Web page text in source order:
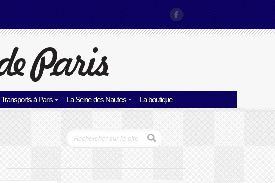
Transports à Paris La Seine des Nautes La boutique